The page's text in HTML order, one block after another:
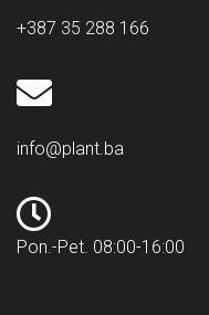
+387 35 288 166
info@plant.ba
Pon.-Pet. 08:00-16:00